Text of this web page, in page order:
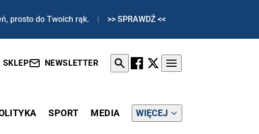
prosto do Twoich rąk. | >> SPRAWDŹ <<
SKLEP NEWSLETTER
SPORT MEDIA WIĘCEJ